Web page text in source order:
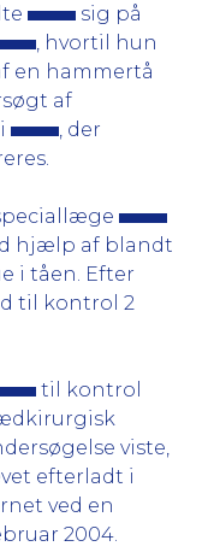
sig på
, hvortil hun
en hammertå
af
, der
hjælp af blandt
i tåen. Efter
til kontrol 2
til kontrol
viste,
efterladt i
ved en
2004.